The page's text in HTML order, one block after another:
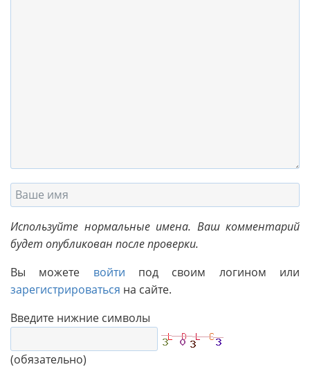
Используйте нормальные имена. Ваш комментарий
будет опубликован после проверки.
Вы можете войти под своим логином или
зарегистрироваться на сайте.
Введите нижние символы
(обязательно)